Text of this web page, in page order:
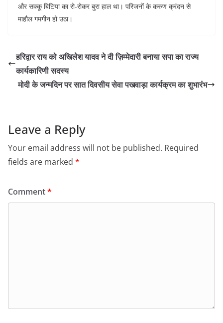
और सक्कू बिटिया का रो-रोकर बुरा हाल था। परिजनों के करुण क्रंदन से
माहौल गमगीन हो उठा।
हरिद्वार राय को अखिलेश यादव ने दी ज़िम्मेदारी बनाया सपा का राज्य
कार्यकारिणी सदस्य
मोदी के जन्मदिन पर सात दिवसीय सेवा पखवाड़ा कार्यक्रम का शुभारंभ
Leave a Reply
Your email address will not be published. Required
fields are marked *
Comment*